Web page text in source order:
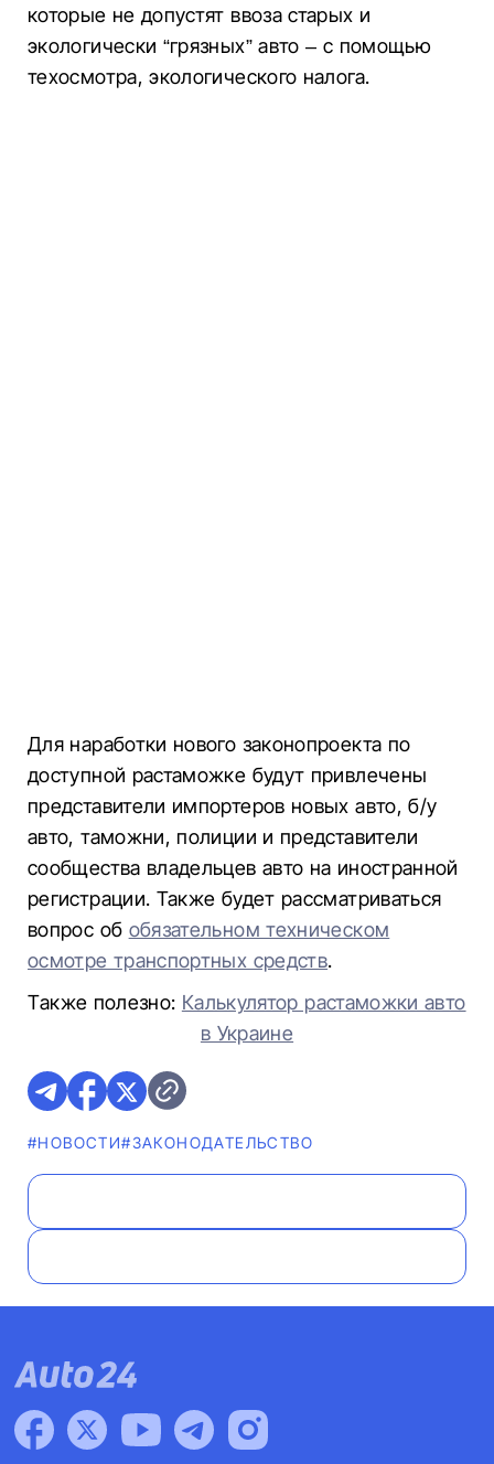
которые не допустят ввоза старых и
экологически “грязных” авто – с помощью
техосмотра, экологического налога.
Для наработки нового законопроекта по
доступной растаможке будут привлечены
представители импортеров новых авто, б/у
авто, таможни, полиции и представители
сообщества владельцев авто на иностранной
регистрации. Также будет рассматриваться
вопрос об обязательном техническом
осмотре транспортных средств.
Также полезно: Калькулятор растаможки авто
в Украине
#НОВОСТИ#ЗАКОНОДАТЕЛЬСТВО